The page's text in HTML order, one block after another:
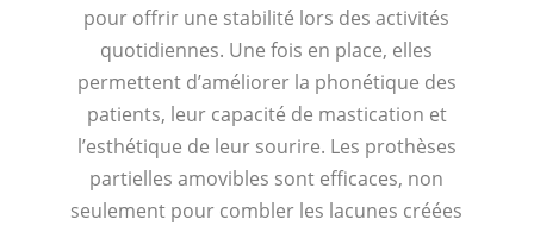
pour offrir une stabilité lors des activités
quotidiennes. Une fois en place, elles
permettent d’améliorer la phonétique des
patients, leur capacité de mastication et
l’esthétique de leur sourire. Les prothèses
partielles amovibles sont efficaces, non
seulement pour combler les lacunes créées